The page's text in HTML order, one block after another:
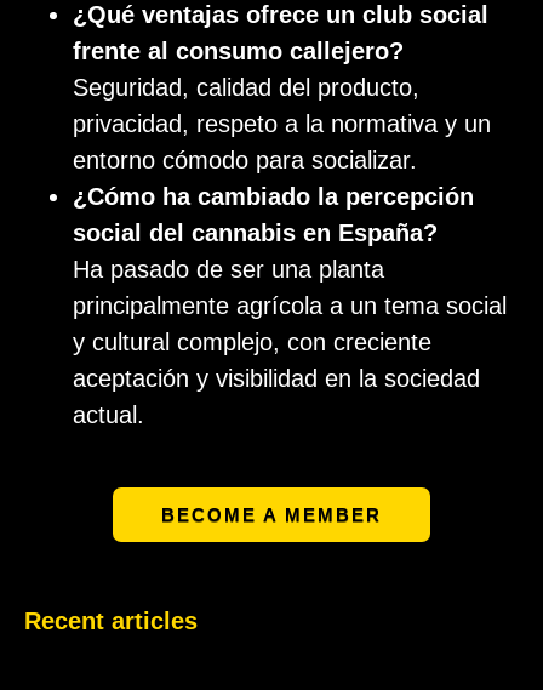
¿Qué ventajas ofrece un club social
frente al consumo callejero?
Seguridad, calidad del producto,
privacidad, respeto a la normativa y un
entorno cómodo para socializar.
¿Cómo ha cambiado la percepción
social del cannabis en España?
Ha pasado de ser una planta
principalmente agrícola a un tema social
y cultural complejo, con creciente
aceptación y visibilidad en la sociedad
actual.
BECOME A MEMBER
Recent articles